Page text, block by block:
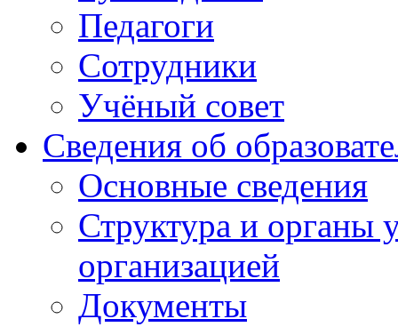
Педагоги
Сотрудники
Учёный совет
Сведения об
Основные сведения
Структура и органы
организацией
Документы